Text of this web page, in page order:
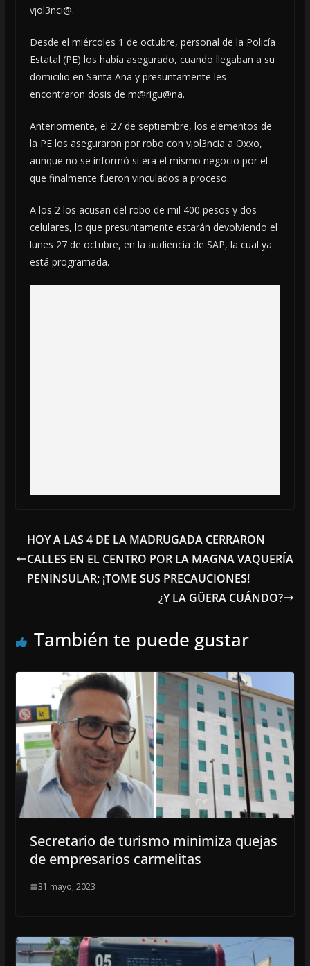
v¡ol3nci@.
Desde el miércoles 1 de octubre, personal de la Policía
Estatal (PE) los había asegurado, cuando llegaban a su
domicilio en Santa Ana y presuntamente les
encontraron dosis de m@rigu@na.
Anteriormente, el 27 de septiembre, los elementos de
la PE los aseguraron por robo con v¡ol3ncia a Oxxo,
aunque no se informó si era el mismo negocio por el
que finalmente fueron vinculados a proceso.
A los 2 los acusan del robo de mil 400 pesos y dos
celulares, lo que presuntamente estarán devolviendo el
lunes 27 de octubre, en la audiencia de SAP, la cual ya
está programada.
HOY A LAS 4 DE LA MADRUGADA CERRARON
CALLES EN EL CENTRO POR LA MAGNA VAQUERÍA
PENINSULAR; ¡TOME SUS PRECAUCIONES!
¿Y LA GÜERA CUÁNDO?
También te puede gustar
Secretario de turismo minimiza quejas
de empresarios carmelitas
31 mayo, 2023